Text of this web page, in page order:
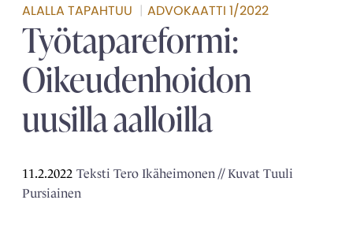
ALALLA TAPAHTUU | ADVOKAATTI 1/2022
Työtapareformi:
Oikeudenhoidon
uusilla aalloilla
11.2.2022 Teksti Tero Ikäheimonen // Kuvat Tuuli
Pursiainen